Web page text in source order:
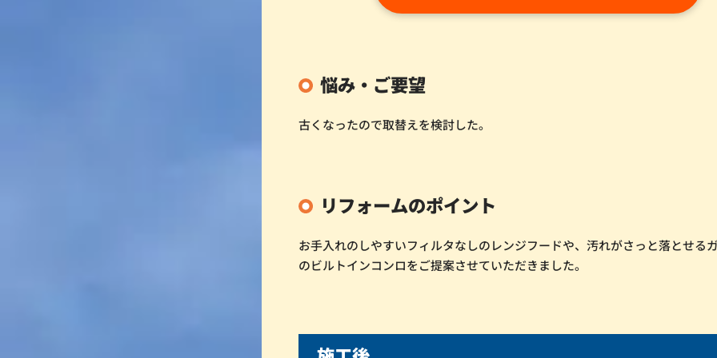
悩み・ご要望
古くなったので取替えを検討した。
リフォームのポイント
お手入れのしやすいフィルタなしのレンジフードや、汚れがさっと落とせる
のビルトインコンロをご提案させていただきました。